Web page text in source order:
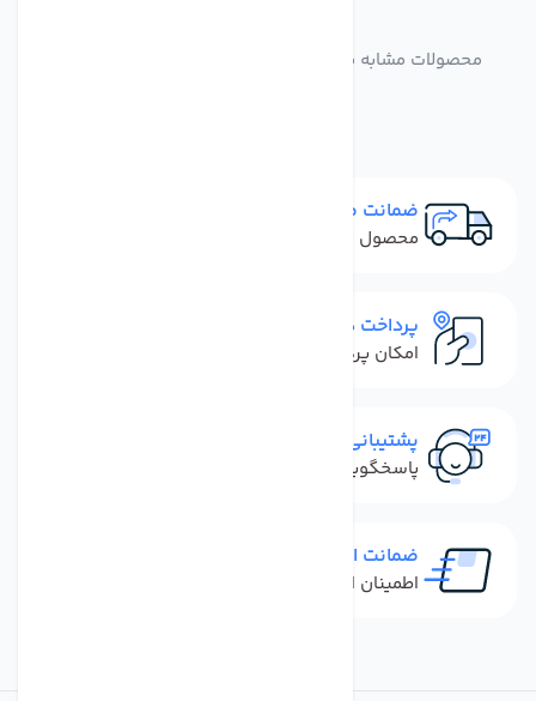
محصولات مشابه مخزن دستکاه تصفیه کننده آب تانک پک
ضمانت مرجوعی
محصول نباید آسیب دیده باشد
پرداخت در محل
امکان پرداخت کل فاکتور در محل
پشتیبانی سریع
پاسخگویی سریع به تماس‌ها و پیام‌ها
ضمانت اصل بودن کالا
اطمینان از خرید کالای اورجینال